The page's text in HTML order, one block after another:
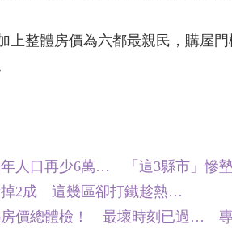
上整體房價為六都最親民，購屋
年人口再少6萬… 「這3縣市」慘
掉2成 這幾區卻打鐵趁熱…
房價總體檢！ 最壞時刻已過…